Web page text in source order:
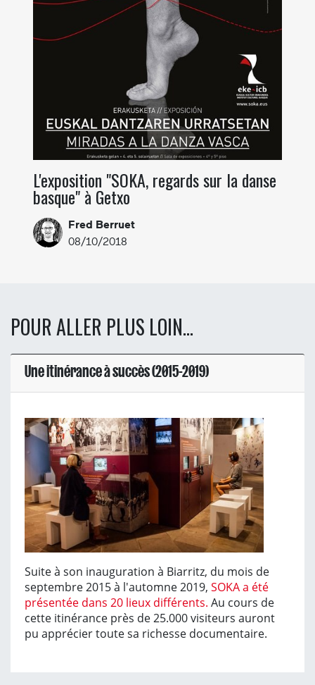
L'exposition "SOKA, regards sur la danse
basque" à Getxo
Fred Berruet
08/10/2018
POUR ALLER PLUS LOIN...
Une itinérance à succès (2015-2019)
Suite à son inauguration à Biarritz, du mois de
septembre 2015 à l'automne 2019, SOKA a été
présentée dans 20 lieux différents. Au cours de
cette itinérance près de 25.000 visiteurs auront
pu apprécier toute sa richesse documentaire.